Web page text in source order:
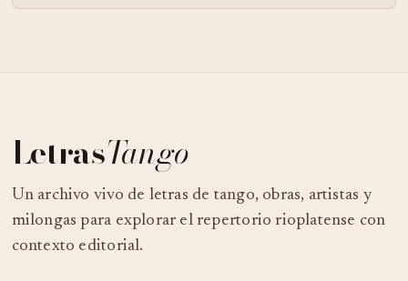
LetrasTango
Un archivo vivo de letras de tango, obras, artistas y
milongas para explorar el repertorio rioplatense con
contexto editorial.